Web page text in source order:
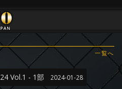
一覧へ
Vol.1 - 1部 2024-01-28